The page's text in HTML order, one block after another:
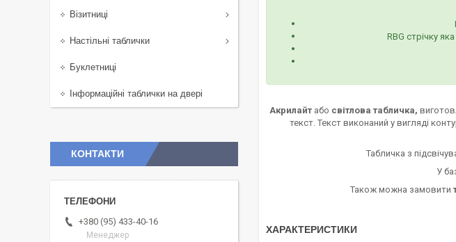
RBG стрічку
Акрилайт або світлова табличка,
текст. Текст виконаний у вигляді
Табличка з
У
Також можна замовити
ХАРАКТЕРИСТИКИ
Візитниці
Настільні таблички
Буклетниці
Інформаційні таблички на двері
КОНТАКТИ
+380 (95) 433-40-16
Менеджер